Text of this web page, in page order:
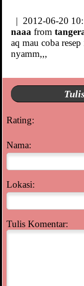
| 2012-06-20
naaa from
aq mau coba
nyamm,,,
Rating:
Nama:
Lokasi:
Tulis Komentar: